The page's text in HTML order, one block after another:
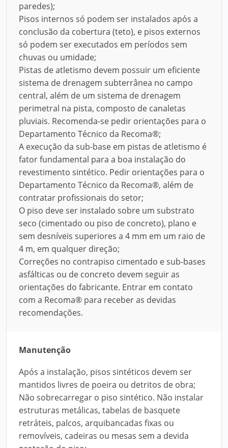
paredes);
Pisos internos só podem ser instalados após a
conclusão da cobertura (teto), e pisos externos
só podem ser executados em períodos sem
chuvas ou umidade;
Pistas de atletismo devem possuir um eficiente
sistema de drenagem subterrânea no campo
central, além de um sistema de drenagem
perimetral na pista, composto de canaletas
pluviais. Recomenda-se pedir orientações para o
Departamento Técnico da Recoma®;
A execução da sub-base em pistas de atletismo é
fator fundamental para a boa instalação do
revestimento sintético. Pedir orientações para o
Departamento Técnico da Recoma®, além de
contratar profissionais do setor;
O piso deve ser instalado sobre um substrato
seco (cimentado ou piso de concreto), plano e
sem desníveis superiores a 4 mm em um raio de
4 m, em qualquer direção;
Correções no contrapiso cimentado e sub-bases
asfálticas ou de concreto devem seguir as
orientações do fabricante. Entrar em contato
com a Recoma® para receber as devidas
recomendações.
Manutenção
Após a instalação, pisos sintéticos devem ser
mantidos livres de poeira ou detritos de obra;
Não sobrecarregar o piso sintético. Não instalar
estruturas metálicas, tabelas de basquete
retráteis, palcos, arquibancadas fixas ou
removíveis, cadeiras ou mesas sem a devida